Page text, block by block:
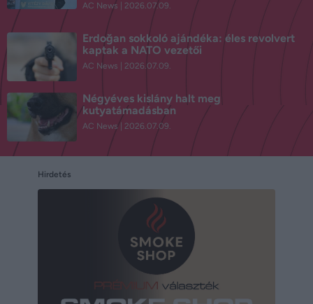
AC News 2026.07.09.
Erdoğan sokkoló ajándéka: éles revolvert
kaptak a NATO vezetői
AC News 2026.07.09.
Négyéves kislány halt meg
kutyatámadásban
AC News 2026.07.09.
Hirdetés